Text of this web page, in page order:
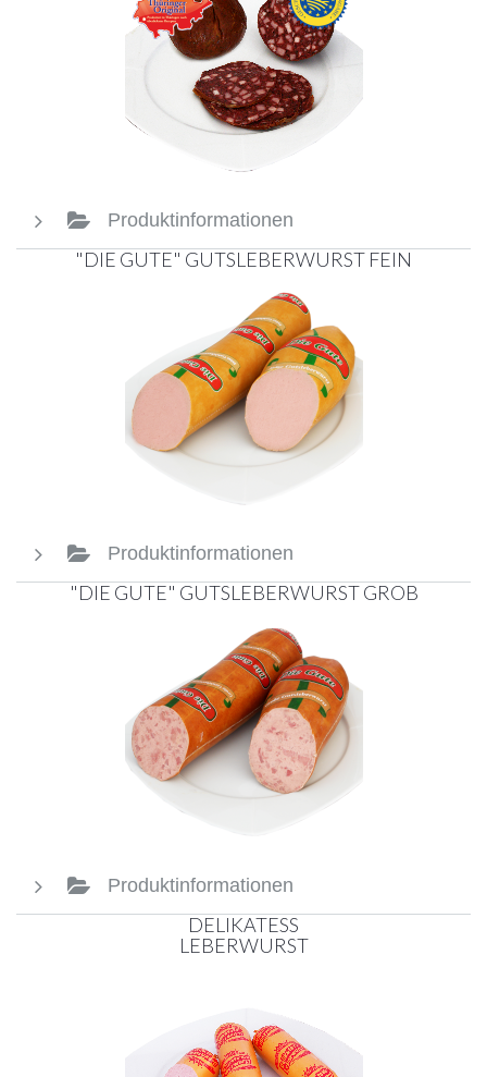
Produktinformationen
"DIE GUTE" GUTSLEBERWURST FEIN
Produktinformationen
"DIE GUTE" GUTSLEBERWURST GROB
Produktinformationen
DELIKATESS
LEBERWURST